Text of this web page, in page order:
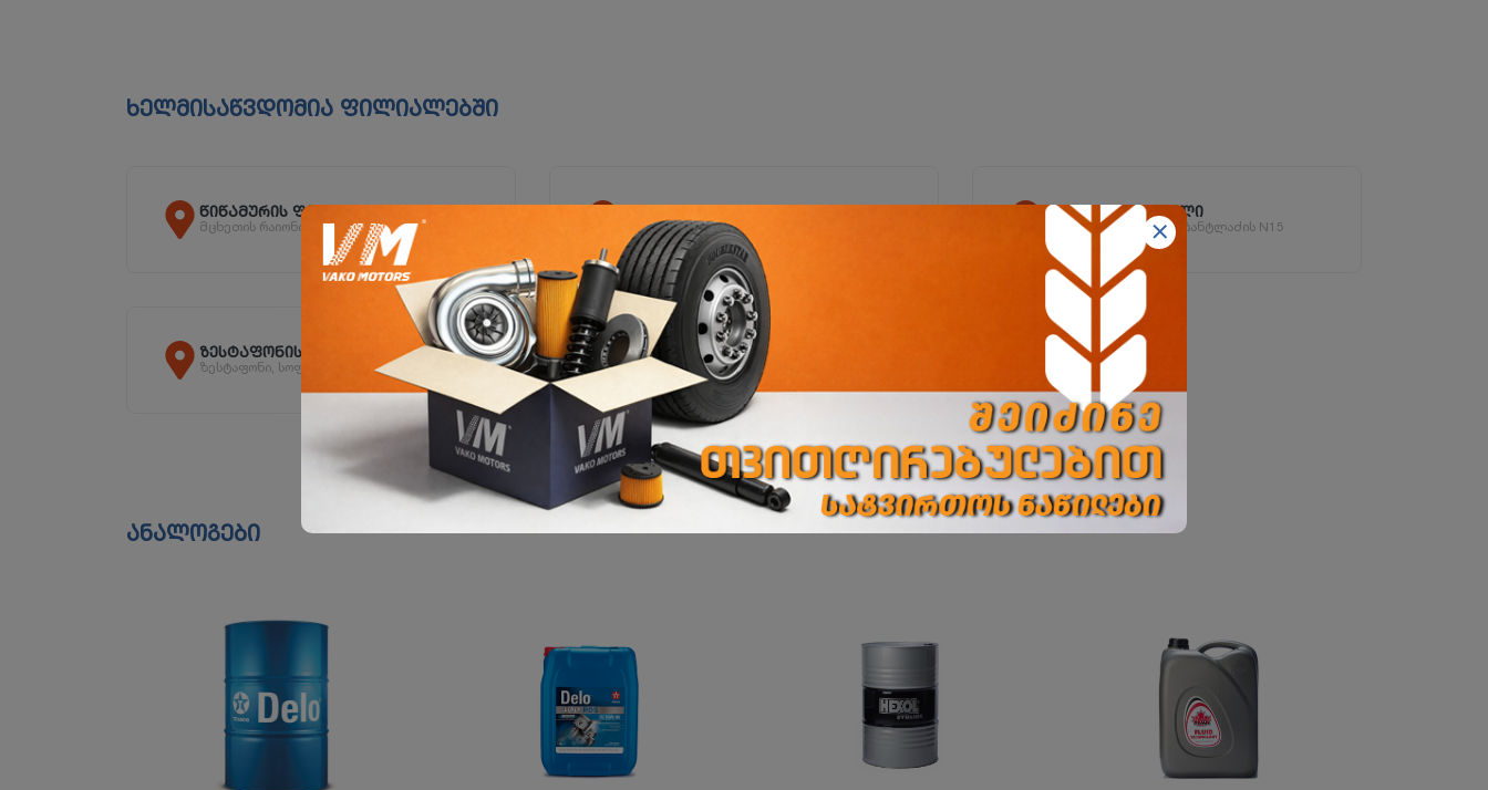
ხელმისაწვდომია ფილიალებში
წიწამურის ფილიალი
მცხეთის რაიონი, სოფ. წიწამური დიღმის მას. VI კვ., კორპ.№23ა
ორხევის ფილიალი
ორხევის დასახლება, ჩანტლაძის N15
ზესტაფონის ფილიალი
ზესტაფონი, სოფ. არგვეთა
ბათუმის ფილიალი
ბათუმი, აეროპორტის გზატკეცილი 243 ბ
ანალოგები